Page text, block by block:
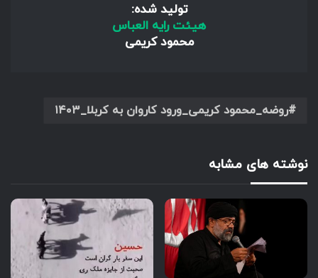
تولید شده:
هیئت رایه العباس
محمود کریمی
روضه_محمود کریمی_ورود کاروان به کربلا_۱۴۰۳
نوشته های مشابه